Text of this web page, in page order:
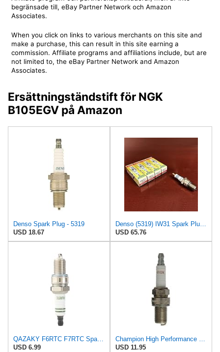
begränsade till, eBay Partner Network och Amazon
Associates.
When you click on links to various merchants on this site and
make a purchase, this can result in this site earning a
commission. Affiliate programs and affiliations include, but are
not limited to, the eBay Partner Network and Amazon
Associates.
Ersättningständstift för NGK
B105EGV på Amazon
Denso Spark Plug - 5319
USD 18.67
Denso (5319) IW31 Spark Plugs, Pack of 4
USD 65.76
QAZAKY F6RTC F7RTC Spark Plug Compatible with NGK BPR6ES BP6ES 5534/BPR7ES V-line-19 Airdelco
USD 6.99
Champion High Performance 693 Spark Plug (Carton of 1) - C55
USD 11.95